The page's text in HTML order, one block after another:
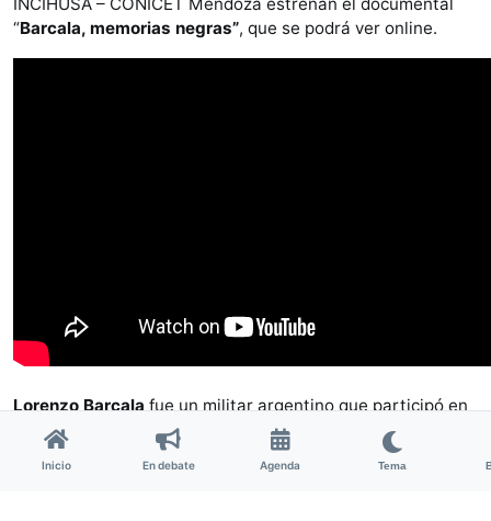
INCIHUSA – CONICET Mendoza estrenan el documental
“Barcala, memorias negras”, que se podrá ver online.
Lorenzo Barcalafue un militar argentino que participó en
las guerras civiles de la época, uno de los pocos
afrodescendientes en alcanzar rango militar en el país. El
documental está protagonizado por
Inicio En debate Agenda Tema